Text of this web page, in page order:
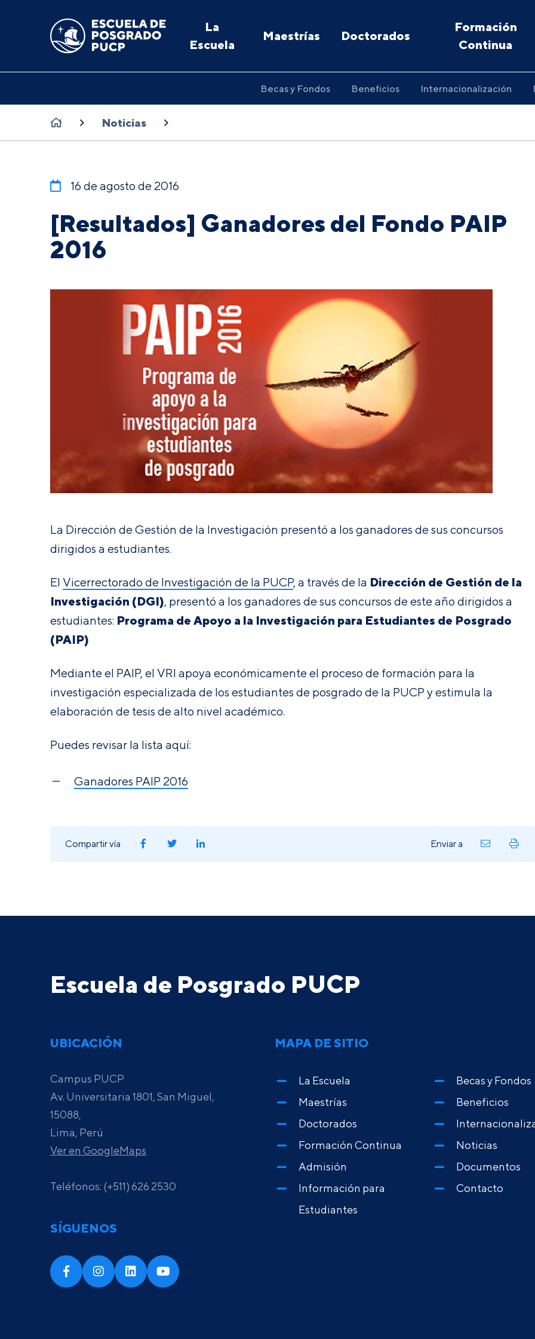
La
Escuela
Maestrías Doctorados
Formación
Continua
Becas y Fondos Beneficios Internacionalización
Noticias
16 de agosto de 2016
[Resultados] Ganadores del Fondo PAIP
2016
La Dirección de Gestión de la Investigación presentó a los ganadores de sus concursos
dirigidos a estudiantes.
El Vicerrectorado de Investigación de la PUCP, a través de la Dirección de Gestión de la
Investigación (DGI), presentó a los ganadores de sus concursos de este año dirigidos a
estudiantes: Programa de Apoyo a la Investigación para Estudiantes de Posgrado
(PAIP)
Mediante el PAIP, el VRI apoya económicamente el proceso de formación para la
investigación especializada de los estudiantes de posgrado de la PUCP y estimula la
elaboración de tesis de alto nivel académico.
Puedes revisar la lista aquí:
Ganadores PAIP 2016
Compartir vía Enviar a
Escuela de Posgrado PUCP
UBICACIÓN
Campus PUCP
Av. Universitaria 1801, San Miguel,
15088,
Lima, Perú
Ver en GoogleMaps
Teléfonos: (+511) 626 2530
SÍGUENOS
MAPA DE SITIO
La Escuela
Maestrías
Doctorados
Formación Continua
Admisión
Información para
Estudiantes
Becas y Fondos
Beneficios
Noticias
Documentos
Contacto